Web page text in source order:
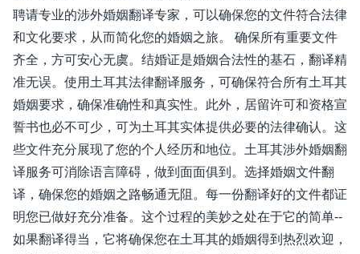
聘请专业的涉外婚姻翻译专家，可以确保您的文件符合法律
和文化要求，从而简化您的婚姻之旅。 确保所有重要文件
齐全，方可安心无虞。结婚证是婚姻合法性的基石，翻译精
准无误。使用土耳其法律翻译服务，可确保符合所有土耳其
婚姻要求，确保准确性和真实性。此外，居留许可和资格宣
誓书也必不可少，可为土耳其实体提供必要的法律确认。这
些文件充分展现了您的个人经历和地位。土耳其涉外婚姻翻
译服务可消除语言障碍，做到面面俱到。选择婚姻文件翻
译，确保您的婚姻之路畅通无阻。每一份翻译好的文件都证
明您已做好充分准备。这个过程的美妙之处在于它的简单--
如果翻译得当，它将确保您在土耳其的婚姻得到热烈欢迎，